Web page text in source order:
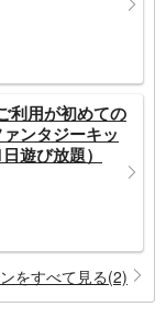
利用が初めての
ンタジーキッ
遊び放題）
をすべて見る(2)